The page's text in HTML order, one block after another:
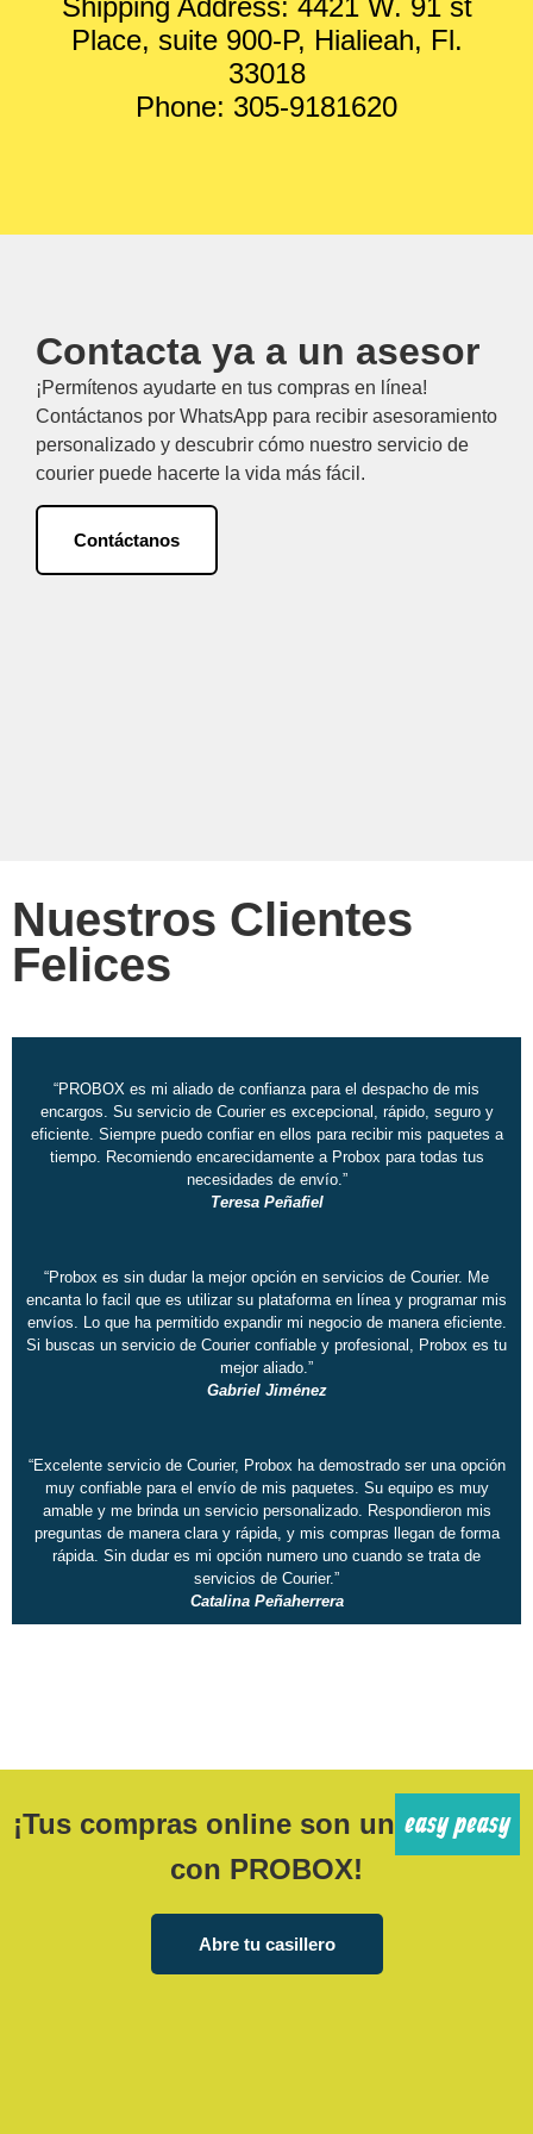
Shipping Address: 4421 W. 91 st
Place, suite 900-P, Hialieah, Fl.
33018
Phone: 305-9181620
Contacta ya a un asesor
¡Permítenos ayudarte en tus compras en línea!
Contáctanos por WhatsApp para recibir asesoramiento
personalizado y descubrir cómo nuestro servicio de
courier puede hacerte la vida más fácil.
Contáctanos
Nuestros Clientes
Felices
“PROBOX es mi aliado de confianza para el despacho de mis
encargos. Su servicio de Courier es excepcional, rápido, seguro y
eficiente. Siempre puedo confiar en ellos para recibir mis paquetes a
tiempo. Recomiendo encarecidamente a Probox para todas tus
necesidades de envío.”
Teresa Peñafiel
“Probox es sin dudar la mejor opción en servicios de Courier. Me
encanta lo facil que es utilizar su plataforma en línea y programar mis
envíos. Lo que ha permitido expandir mi negocio de manera eficiente.
Si buscas un servicio de Courier confiable y profesional, Probox es tu
mejor aliado.”
Gabriel Jiménez
“Excelente servicio de Courier, Probox ha demostrado ser una opción
muy confiable para el envío de mis paquetes. Su equipo es muy
amable y me brinda un servicio personalizado. Respondieron mis
preguntas de manera clara y rápida, y mis compras llegan de forma
rápida. Sin dudar es mi opción numero uno cuando se trata de
servicios de Courier.”
Catalina Peñaherrera
¡Tus compras online son un easy peasy
con PROBOX!
Abre tu casillero